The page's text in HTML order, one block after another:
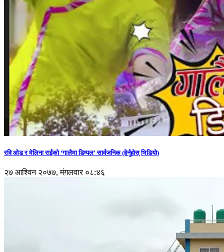
रवि ओड र मेलिना राईको ‘गालैमा डिम्पल’ सार्वजनिक (हेर्नुहोस् भिडियो)
२७ आश्विन २०७७, मंगलवार ०८:४६